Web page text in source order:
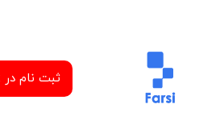
ثبت نام در Tapbit